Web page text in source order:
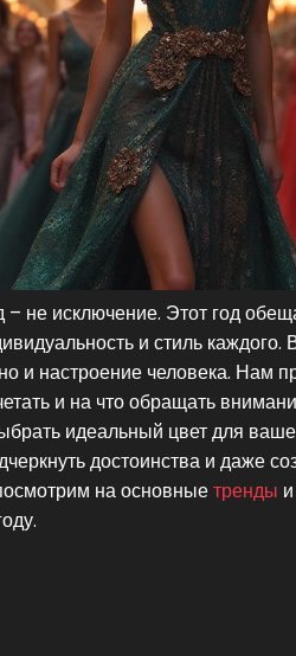
– не исключение. Этот год
и стиль
и настроение человека. Нам
и на что обращать
идеальный цвет для
достоинства и даже
на основныетренды